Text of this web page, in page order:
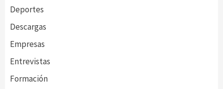
Deportes
Descargas
Empresas
Entrevistas
Formación